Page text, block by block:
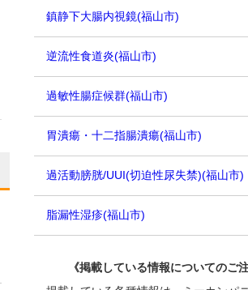
鎮静下大腸内視鏡(福山市)
逆流性食道炎(福山市)
過敏性腸症候群(福山市)
胃潰瘍・十二指腸潰瘍(福山市)
過活動膀胱/UUI(切迫性尿失禁)(福山市)
脂漏性湿疹(福山市)
《掲載している情報についてのご注